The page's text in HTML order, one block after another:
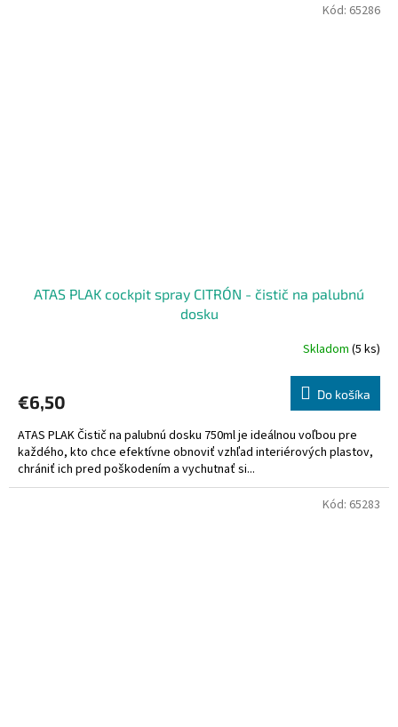
ATAS PLAK cockpit spray CITRÓN - čistič na palubnú
dosku
Skladom (5 ks)
€6,50 Do košíka
ATAS PLAK Čistič na palubnú dosku 750ml je ideálnou voľbou pre
každého, kto chce efektívne obnoviť vzhľad interiérových plastov,
chrániť ich pred poškodením a vychutnať si...
Kód: 65286
Kód: 65283